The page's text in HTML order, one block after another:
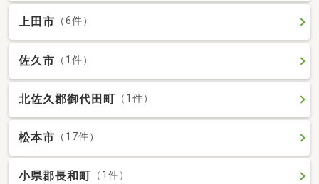
上田市 （6件）
佐久市 （1件）
北佐久郡御代田町 （1件）
松本市 （17件）
小県郡長和町 （1件）